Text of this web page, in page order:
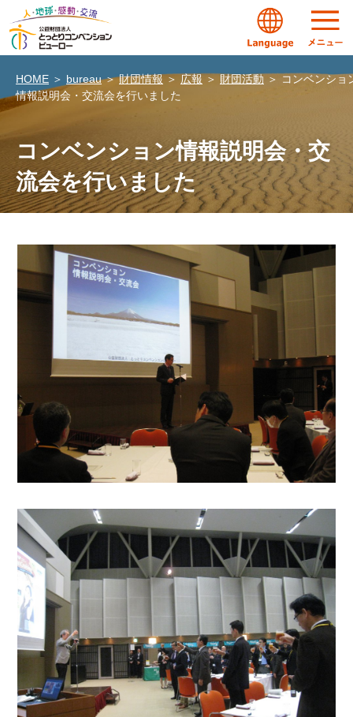
HOME ＞ bureau＞財団情報＞ 広報 ＞ 財団活動 ＞ コンベンショ
情報説明会・交流会を行いました
コンベンション情報説明会・交
流会を行いました